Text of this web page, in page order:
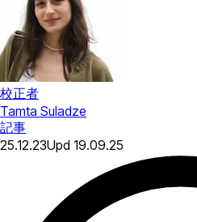
校正者
Tamta Suladze
記事
25.12.23Upd 19.09.25